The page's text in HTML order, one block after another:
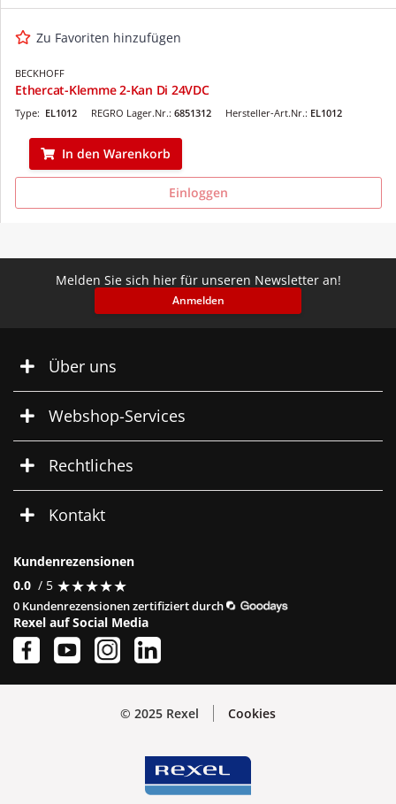
Zu Favoriten hinzufügen
BECKHOFF
Ethercat-Klemme 2-Kan Di 24VDC
REGRO Lager.Nr.: 6851312
Type: EL1012 Hersteller-Art.Nr.: EL1012
In den Warenkorb
Einloggen
Melden Sie sich hier für unseren Newsletter an!
Anmelden
Über uns
Webshop-Services
Rechtliches
Kontakt
Kundenrezensionen
0.0 / 5 ★★★★★
★★★★★
0 Kundenrezensionen zertifiziert durch
Rexel auf Social Media
© 2025 Rexel Cookies